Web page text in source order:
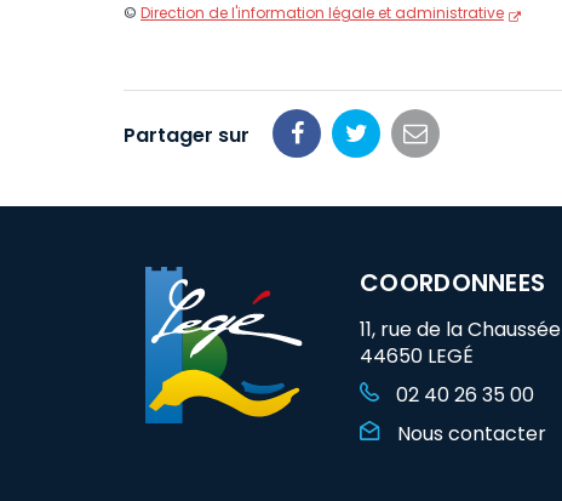
© Direction de l'information légale et administrative
Partager sur
Partager
Facebook
Partager
Twitter
Partager
email
COORDONNEES
11, rue de la Chaussée
44650 LEGÉ
02 40 26 35 00
Nous contacter